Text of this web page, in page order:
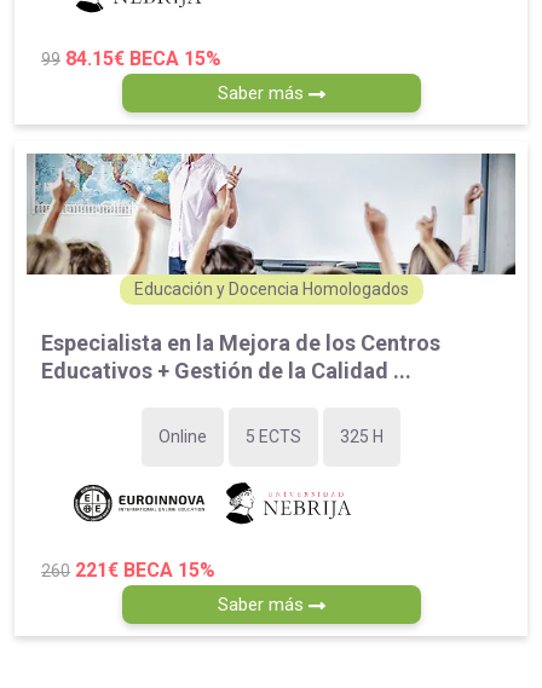
99 84.15€ BECA 15%
Saber más
Educación y Docencia Homologados
Especialista en la Mejora de los Centros
Educativos + Gestión de la Calidad ...
Online 5 ECTS 325 H
260 221€ BECA 15%
Saber más